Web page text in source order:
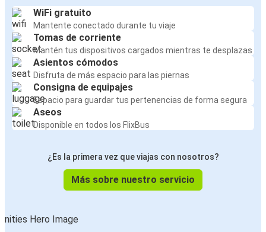
Český Krumlov
Aeropuerto de Viena
Tábor
Český Krumlov
Aeropuerto de Praga
Český Krumlov
Aeropuerto de Praga
Český Krumlov
Český Krumlov
WiFi gratuito
Mantente conectado durante tu viaje
Tomas de corriente
Mantén tus dispositivos cargados mientras te desplazas
Asientos cómodos
Disfruta de más espacio para las piernas
Consigna de equipajes
Espacio para guardar tus pertenencias de forma segura
Aseos
Disponible en todos los FlixBus
¿Es la primera vez que viajas con nosotros?
Más sobre nuestro servicio